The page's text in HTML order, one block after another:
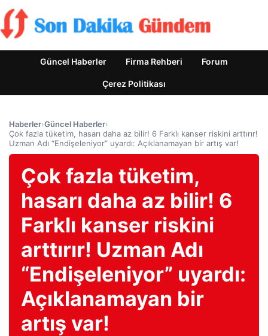
Güncel Haberler Firma Rehberi Forum
Çerez Politikası
Haberler›Güncel Haberler›
Çok fazla tüketim, hasarı daha az bilir! 6 Farklı kanser riskini arttırır!
Uzman Adı “Endişeleniyor” uyardı: Açıklanamayan bir artış var!
Çok fazla tüketim,
hasarı daha az bilir! 6
Farklı kanser riskini
arttırır! Uzman Adı
“Endişeleniyor” uyardı:
Açıklanamayan bir
artış var!